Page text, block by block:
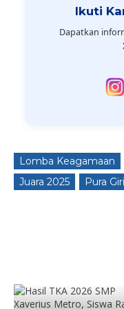
Ikuti
Dapatkan
Lomba Keagamaan
Juara 2025
Pura